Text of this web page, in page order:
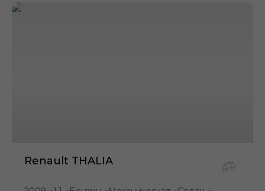
Renault THALIA